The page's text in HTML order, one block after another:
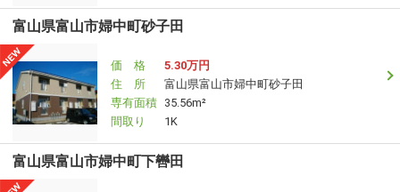
富山県富山市婦中町砂子田
価 格
5.30万円
住 所
富山県富山市婦中町砂子田
専有面積 35.56m²
間取り
1K
富山県富山市婦中町下轡田